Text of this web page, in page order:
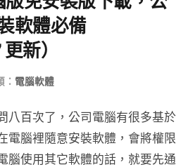
軟體必備
新）
： 電腦軟體
八百次了，公司電腦有很多基於
電腦裡隨意安裝軟體，會將權限
腦使用其它軟體的話，就要先通